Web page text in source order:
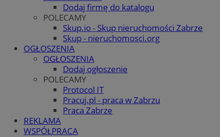
Dodaj firmę do katalogu
POLECAMY
Skup.io - Skup nieruchomości Zabrze
Skup - nieruchomosci.org
OGŁOSZENIA
OGŁOSZENIA
Dodaj ogłoszenie
POLECAMY
Protocol IT
Pracuj.pl - praca w Zabrzu
Praca Zabrze
REKLAMA
WSPÓŁPRACA